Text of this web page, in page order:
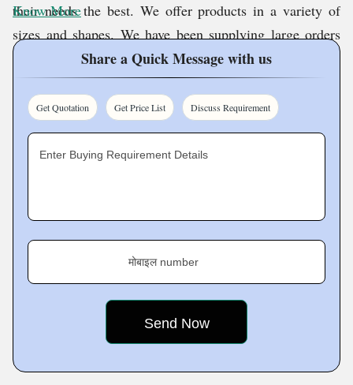
their needs the best. We offer products in a variety of
sizes and shapes. We have been supplying large orders
nationwide since2012, and even forwarding customized
orders as requested. We have a large storehouse at
Mumbai, Maharashtra, India, where we keep our product
line and promptly fulfil the bulk
Know More
Share a Quick Message with us
Get Quotation Get Price List Discuss Requirement
Enter Buying Requirement Details
मोबाइल number